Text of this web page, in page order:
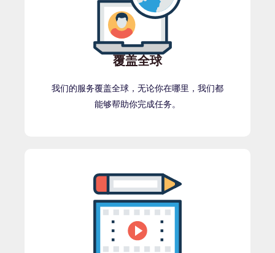
覆盖全球
我们的服务覆盖全球，无论你在哪里，我们都
能够帮助你完成任务。